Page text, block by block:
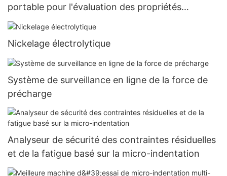
portable pour l'évaluation des propriétés
mécaniques - Zhanghua Dryer
Nickelage électrolytique
Système de surveillance en ligne de la force de
précharge
Analyseur de sécurité des contraintes résiduelles
et de la fatigue basé sur la micro-indentation